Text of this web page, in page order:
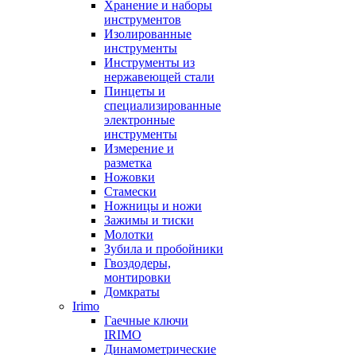
Хранение и наборы
инструментов
Изолированные
инструменты
Инструменты из
нержавеющей стали
Пинцеты и
специализированные
электронные
инструменты
Измерение и
разметка
Ножовки
Стамески
Ножницы и ножи
Зажимы и тиски
Молотки
Зубила и пробойники
Гвоздодеры,
монтировки
Домкраты
Irimo
Гаечные ключи
IRIMO
Динамометрические